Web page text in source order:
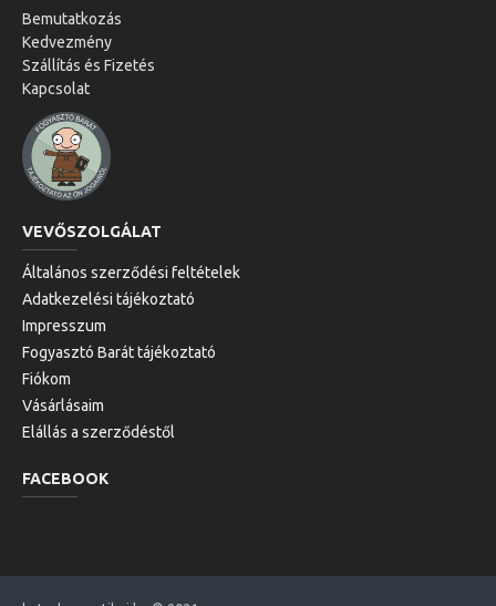
Bemutatkozás
Kedvezmény
Szállítás és Fizetés
Kapcsolat
VEVŐSZOLGÁLAT
Általános szerződési feltételek
Adatkezelési tájékoztató
Impresszum
Fogyasztó Barát tájékoztató
Fiókom
Vásárlásaim
Elállás a szerződéstől
FACEBOOK